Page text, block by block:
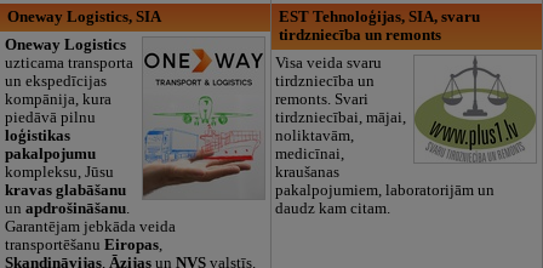
Oneway Logistics, SIA
Oneway Logistics
uzticama transporta
un ekspedīcijas
kompānija, kura
piedāvā pilnu
loģistikas
pakalpojumu
kompleksu, Jūsu
kravas glabāšanu
un apdrošināšanu.
Garantējam jebkāda veida
transportēšanu Eiropas,
Skandināvijas, Āzijasun NVSvalstīs.
EST Tehnoloģijas, SIA, svaru
tirdzniecība un remonts
Visa veida svaru
tirdzniecība un
remonts. Svari
tirdzniecībai, mājai,
noliktavām,
medicīnai,
kraušanas
pakalpojumiem, laboratorijām un
daudz kam citam.